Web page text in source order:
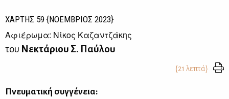
ΧΑΡΤΗΣ 59 {ΝΟΕΜΒΡΙΟΣ 2023}
Αφιέρωμα: Νίκος Καζαντζάκης
του Νεκτάριου Σ. Παύλου
{21 λεπτά}
Πνευ­μα­τι­κή συγ­γέ­νεια: